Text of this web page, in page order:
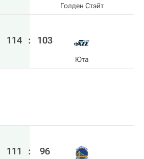
Голден Стэйт
114 : 103
Юта
111 : 96